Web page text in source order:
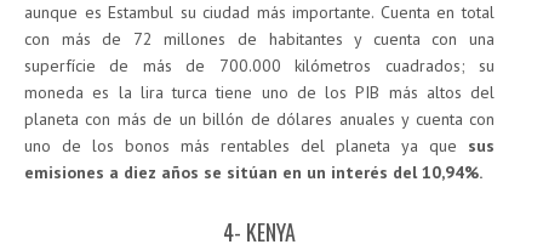
aunque es Estambul su ciudad más importante. Cuenta en total
con más de 72 millones de habitantes y cuenta con una
superfície de más de 700.000 kilómetros cuadrados; su
moneda es la lira turca tiene uno de los PIB más altos del
planeta con más de un billón de dólares anuales y cuenta con
uno de los bonos más rentables del planeta ya que sus
emisiones a diez años se sitúan en un interés del 10,94%.
4- KENYA